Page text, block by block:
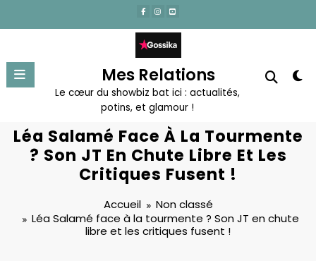
contenu
Mes Relations
Le cœur du showbiz bat ici : actualités,
potins, et glamour !
Léa Salamé Face À La Tourmente
? Son JT En Chute Libre Et Les
Critiques Fusent !
Accueil
Non classé
Léa Salamé face à la tourmente ? Son JT en chute
libre et les critiques fusent !